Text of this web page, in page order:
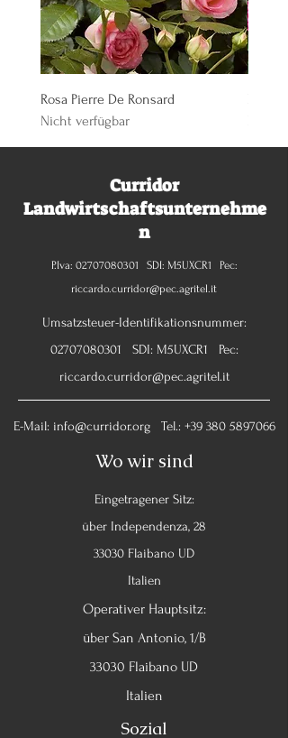
Rosa Pierre De Ronsard
Nicht verfügbar
Curridor
Landwirtschaftsunternehme
n
P.Iva: 02707080301 SDI: M5UXCR1 Pec:
riccardo.curridor@pec.agritel.it
Umsatzsteuer-Identifikationsnummer:
02707080301 SDI: M5UXCR1 Pec:
riccardo.curridor@pec.agritel.it
E-Mail: info@curridor.orgTel.: +39 380 5897066
Wo wir sind
Eingetragener Sitz:
über Independenza, 28
33030 Flaibano UD
Italien
Operativer Hauptsitz:
über San Antonio, 1/B
33030 Flaibano UD
Italien
Sozial